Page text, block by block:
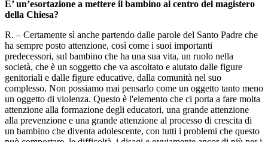
E’ un’esortazione a mettere il bambino al centro del magistero
della Chiesa?
R. – Certamente sì anche partendo dalle parole del Santo Padre che
ha sempre posto attenzione, così come i suoi importanti
predecessori, sul bambino che ha una sua vita, un ruolo nella
società, che è un soggetto che va ascoltato e aiutato dalle figure
genitoriali e dalle figure educative, dalla comunità nel suo
complesso. Non possiamo mai pensarlo come un oggetto tanto meno
un oggetto di violenza. Questo è l'elemento che ci porta a fare molta
attenzione alla formazione degli educatori, una grande attenzione
alla prevenzione e una grande attenzione al processo di crescita di
un bambino che diventa adolescente, con tutti i problemi che questo